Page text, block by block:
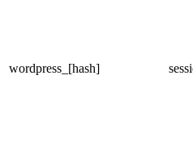
wordpress_[hash]